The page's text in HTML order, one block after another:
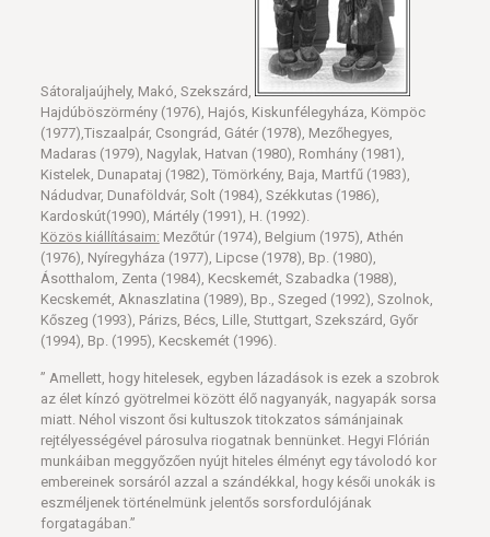
Sátoraljaújhely, Makó, Szekszárd,
Hajdúböszörmény (1976), Hajós, Kiskunfélegyháza, Kömpöc
(1977),Tiszaalpár, Csongrád, Gátér (1978), Mezőhegyes,
Madaras (1979), Nagylak, Hatvan (1980), Romhány (1981),
Kistelek, Dunapataj (1982), Tömörkény, Baja, Martfű (1983),
Nádudvar, Dunaföldvár, Solt (1984), Székkutas (1986),
Kardoskút(1990), Mártély (1991), H. (1992).
Közös kiállításaim: Mezőtúr (1974), Belgium (1975), Athén
(1976), Nyíregyháza (1977), Lipcse (1978), Bp. (1980),
Ásotthalom, Zenta (1984), Kecskemét, Szabadka (1988),
Kecskemét, Aknaszlatina (1989), Bp., Szeged (1992), Szolnok,
Kőszeg (1993), Párizs, Bécs, Lille, Stuttgart, Szekszárd, Győr
(1994), Bp. (1995), Kecskemét (1996).
” Amellett, hogy hitelesek, egyben lázadások is ezek a szobrok
az élet kínzó gyötrelmei között élő nagyanyák, nagyapák sorsa
miatt. Néhol viszont ősi kultuszok titokzatos sámánjainak
rejtélyességével párosulva riogatnak bennünket. Hegyi Flórián
munkáiban meggyőzően nyújt hiteles élményt egy távolodó kor
embereinek sorsáról azzal a szándékkal, hogy késői unokák is
eszméljenek történelmünk jelentős sorsfordulójának
forgatagában.”